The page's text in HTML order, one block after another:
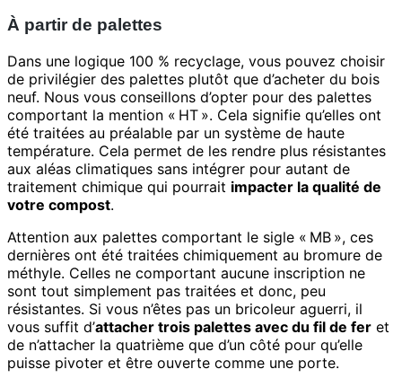
À partir de palettes
Dans une logique 100 % recyclage, vous pouvez choisir
de privilégier des palettes plutôt que d’acheter du bois
neuf. Nous vous conseillons d’opter pour des palettes
comportant la mention « HT ». Cela signifie qu’elles ont
été traitées au préalable par un système de haute
température. Cela permet de les rendre plus résistantes
aux aléas climatiques sans intégrer pour autant de
traitement chimique qui pourrait impacter la qualité de
votre compost.
Attention aux palettes comportant le sigle « MB », ces
dernières ont été traitées chimiquement au bromure de
méthyle. Celles ne comportant aucune inscription ne
sont tout simplement pas traitées et donc, peu
résistantes. Si vous n’êtes pas un bricoleur aguerri, il
vous suffit d’attacher trois palettes avec du fil de fer et
de n’attacher la quatrième que d’un côté pour qu’elle
puisse pivoter et être ouverte comme une porte.